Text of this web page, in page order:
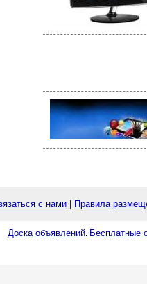
с нами Правила
Доска объявлений. Бесплатные